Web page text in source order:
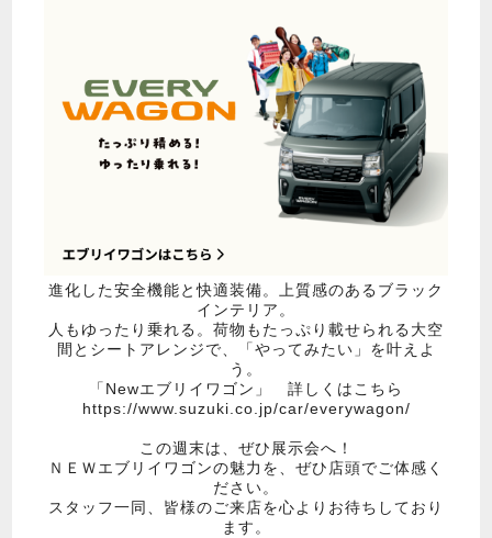
進化した安全機能と快適装備。上質感のあるブラック
インテリア。
人もゆったり乗れる。荷物もたっぷり載せられる大空
間とシートアレンジで、「やってみたい」を叶えよ
う。
「Newエブリイワゴン」 詳しくはこちら
https://www.suzuki.co.jp/car/everywagon/
この週末は、ぜひ展示会へ！
ＮＥＷエブリイワゴンの魅力を、ぜひ店頭でご体感く
ださい。
スタッフ一同、皆様のご来店を心よりお待ちしており
ます。